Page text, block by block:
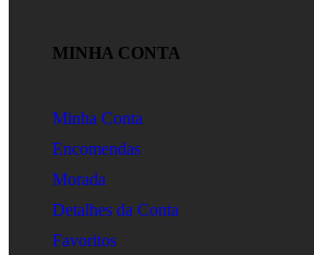
MINHA CONTA
Minha Conta
Encomendas
Morada
Detalhes da Conta
Favoritos